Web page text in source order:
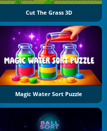
Cut The Grass 3D
Magic Water Sort Puzzle